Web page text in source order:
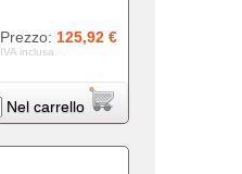
Prezzo: 125,92 €
IVA inclusa
Nel carrello